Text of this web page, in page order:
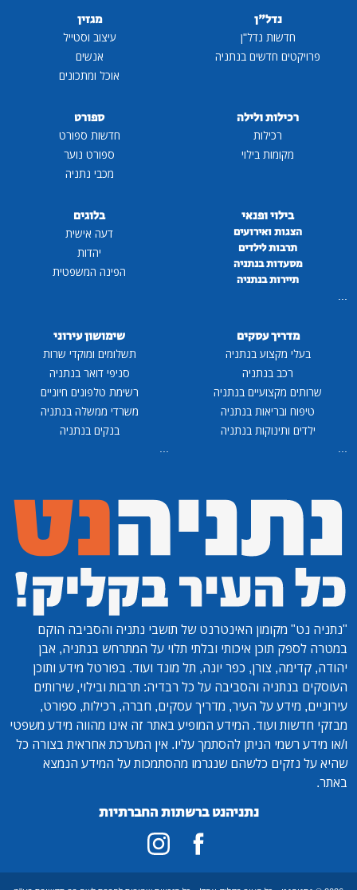
נדל"ן
חדשות נדל"ן
פרויקטים חדשים בנתניה
מגזין
עיצוב וסטייל
אנשים
אוכל ומתכונים
רכילות ולילה
רכילות
מקומות בילוי
ספורט
חדשות ספורט
ספורט נוער
מכבי נתניה
בילוי ופנאי
הצגות ואירועים
תרבות לילדים
מסעדות בנתניה
תיירות בנתניה
...
בלוגים
דעה אישית
יהדות
הפינה המשפטית
מדריך עסקים
בעלי מקצוע בנתניה
רכב בנתניה
שרותים מקצועיים בנתניה
טיפוח ובריאות בנתניה
ילדים ותינוקות בנתניה
...
שימושון עירוני
תשלומים ומוקדי שרות
סניפי דואר בנתניה
רשימת טלפונים חיוניים
משרדי ממשלה בנתניה
בנקים בנתניה
...
"נתניה נט" מקומון האינטרנט של תושבי נתניה והסביבה הוקם
במטרה לספק תוכן איכותי ובלתי תלוי על המתרחש בנתניה, אבן
יהודה, קדימה, צורן, כפר יונה, תל מונד ועוד. בפורטל מידע ותוכן
העוסקים בנתניה והסביבה על כל רבדיה: תרבות ובילוי, שירותים
עירוניים, מידע על העיר, מדריך עסקים, חברה, רכילות, ספורט,
מבזקי חדשות ועוד. המידע המופיע באתר זה אינו מהווה מידע משפטי
ו/או מידע רשמי הניתן להסתמך עליו. אין המערכת אחראית בצורה כל
שהיא על נזקים כלשהם שנגרמו מהסתמכות על המידע הנמצא
באתר.
נתניהנט ברשתות החברתיות